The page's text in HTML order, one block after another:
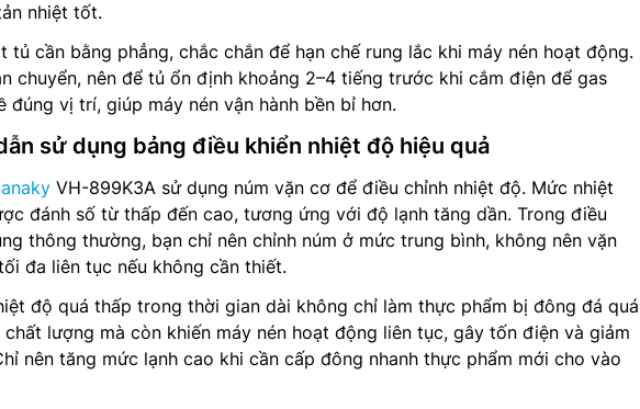
nhiệt tốt.
tủ cần bằng phẳng, chắc chắn để hạn chế rung lắc khi máy nén hoạt động.
chuyển, nên để tủ ổn định khoảng 2–4 tiếng trước khi cắm điện để gas
đúng vị trí, giúp máy nén vận hành bền bỉ hơn.
sử dụng bảng điều khiển nhiệt độ hiệu quả
VH-899K3A sử dụng núm vặn cơ để điều chỉnh nhiệt độ. Mức nhiệt
đánh số từ thấp đến cao, tương ứng với độ lạnh tăng dần. Trong điều
thông thường, bạn chỉ nên chỉnh núm ở mức trung bình, không nên vặn
đa liên tục nếu không cần thiết.
độ quá thấp trong thời gian dài không chỉ làm thực phẩm bị đông đá quá
lượng mà còn khiến máy nén hoạt động liên tục, gây tốn điện và giảm
nên tăng mức lạnh cao khi cần cấp đông nhanh thực phẩm mới cho vào